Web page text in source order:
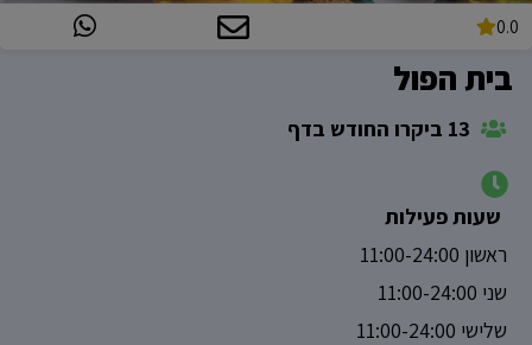
0.0
בית הפול
שעות פעילות
ראשון 11:00-24:00
שני 11:00-24:00
שלישי 11:00-24:00